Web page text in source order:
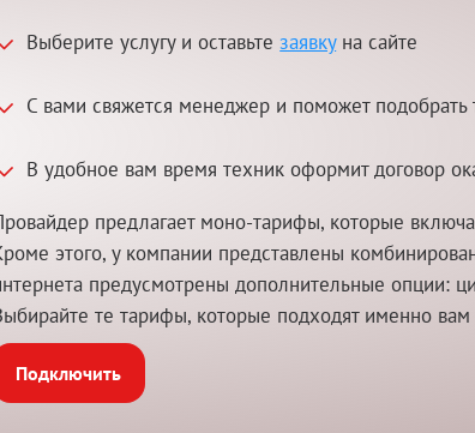
Выберите услугу и оставьтезаявкуна сайте
С вами свяжется менеджер и поможет подобрать
В удобное вам время техник оформит договор
предлагает моно-тарифы, которые
этого, у компании представлены
предусмотрены дополнительные опции:
те тарифы, которые подходят именно
Подключить